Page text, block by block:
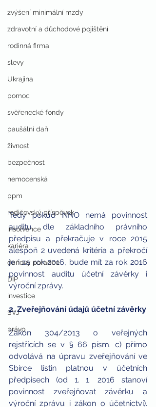
zvýšení minimální mzdy
zdravotní a důchodové pojištění
rodinná firma
slevy
Ukrajina
pomoc
svěřenecké fondy
paušální daň
živnost
bezpečnost
nemocenská
ppm
rodičovský příspěvek
insolvence
kariéra
daňový poradce
DIP
investice
SVJ
právo
Tedy pokud NNO nemá povinnost
auditu dle základního právního
předpisu a překračuje v roce 2015
alespoň 2 uvedená kritéria a překročí
je i za rok 2016, bude mít za rok 2016
povinnost auditu účetní závěrky i
výroční zprávy.
Zákon 304/2013 o veřejných
rejstřících se v § 66 písm. c) přímo
odvolává na úpravu zveřejňování ve
Sbírce listin platnou v účetních
předpisech (od 1. 1. 2016 stanoví
povinnost zveřejňovat závěrku a
výroční zprávu i zákon o účetnictví).